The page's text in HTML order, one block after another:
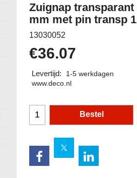
Zuignap transparant
mm met pin transp
13030052
€36.07
Levertijd:
1-5 werkdagen
www.deco.nl
Bestel